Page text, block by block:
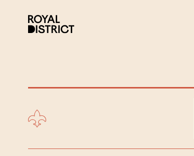
Royal District